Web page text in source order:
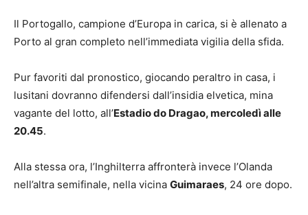
Il Portogallo, campione d’Europa in carica, si è allenato a
Porto al gran completo nell’immediata vigilia della sfida.
Pur favoriti dal pronostico, giocando peraltro in casa, i
lusitani dovranno difendersi dall’insidia elvetica, mina
vagante del lotto, all’Estadio do Dragao, mercoledì alle
20.45.
Alla stessa ora, l’Inghilterra affronterà invece l’Olanda
nell’altra semifinale, nella vicina Guimaraes, 24 ore dopo.